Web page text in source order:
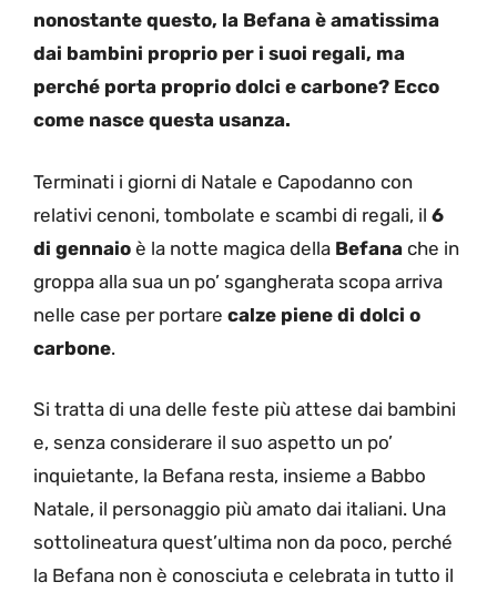
nonostante questo, la Befana è amatissima
dai bambini proprio per i suoi regali, ma
perché porta proprio dolci e carbone? Ecco
come nasce questa usanza.
Terminati i giorni di Natale e Capodanno con
relativi cenoni, tombolate e scambi di regali, il 6
di gennaio è la notte magica della Befana che in
groppa alla sua un po’ sgangherata scopa arriva
nelle case per portare calze piene di dolci o
carbone.
Si tratta di una delle feste più attese dai bambini
e, senza considerare il suo aspetto un po’
inquietante, la Befana resta, insieme a Babbo
Natale, il personaggio più amato dai italiani. Una
sottolineatura quest’ultima non da poco, perché
la Befana non è conosciuta e celebrata in tutto il